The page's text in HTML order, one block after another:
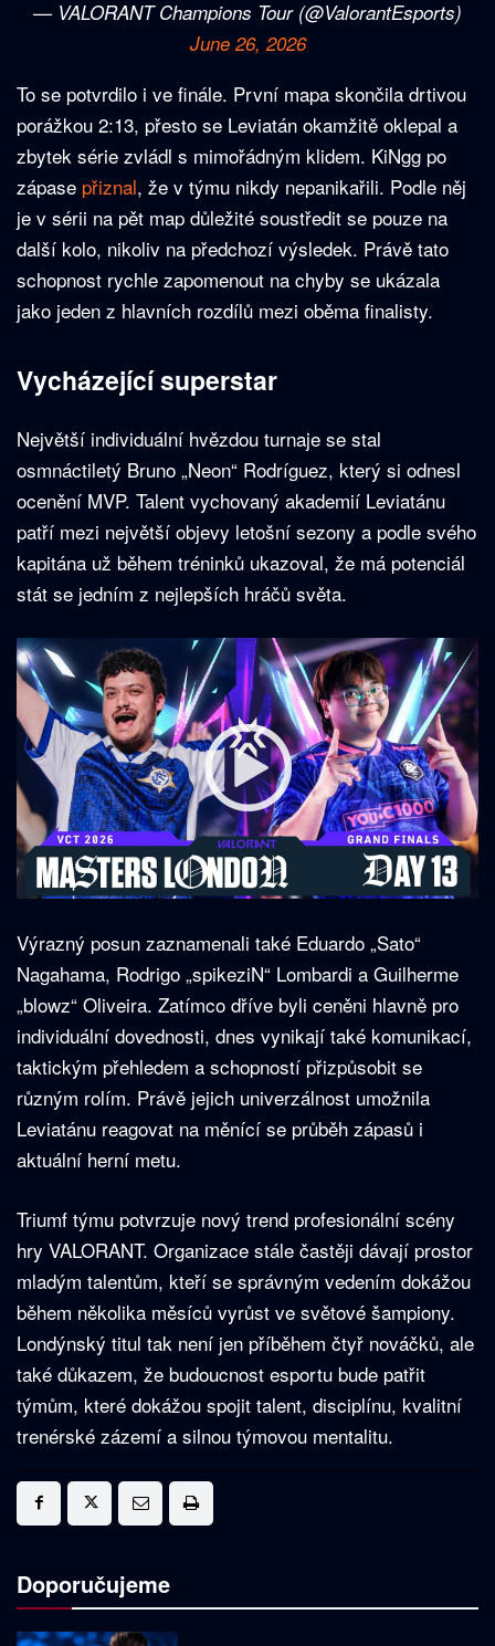
— VALORANT Champions Tour (@ValorantEsports)
June 26, 2026
To se potvrdilo i ve finále. První mapa skončila drtivou
porážkou 2:13, přesto se Leviatán okamžitě oklepal a
zbytek série zvládl s mimořádným klidem. KiNgg po
zápase přiznal, že v týmu nikdy nepanikařili. Podle něj
je v sérii na pět map důležité soustředit se pouze na
další kolo, nikoliv na předchozí výsledek. Právě tato
schopnost rychle zapomenout na chyby se ukázala
jako jeden z hlavních rozdílů mezi oběma finalisty.
Vycházející superstar
Největší individuální hvězdou turnaje se stal
osmnáctiletý Bruno „Neon“ Rodríguez, který si odnesl
ocenění MVP. Talent vychovaný akademií Leviatánu
patří mezi největší objevy letošní sezony a podle svého
kapitána už během tréninků ukazoval, že má potenciál
stát se jedním z nejlepších hráčů světa.
Výrazný posun zaznamenali také Eduardo „Sato“
Nagahama, Rodrigo „spikeziN“ Lombardi a Guilherme
„blowz“ Oliveira. Zatímco dříve byli ceněni hlavně pro
individuální dovednosti, dnes vynikají také komunikací,
taktickým přehledem a schopností přizpůsobit se
různým rolím. Právě jejich univerzálnost umožnila
Leviatánu reagovat na měnící se průběh zápasů i
aktuální herní metu.
Triumf týmu potvrzuje nový trend profesionální scény
hry VALORANT. Organizace stále častěji dávají prostor
mladým talentům, kteří se správným vedením dokážou
během několika měsíců vyrůst ve světové šampiony.
Londýnský titul tak není jen příběhem čtyř nováčků, ale
také důkazem, že budoucnost esportu bude patřit
týmům, které dokážou spojit talent, disciplínu, kvalitní
trenérské zázemí a silnou týmovou mentalitu.
Doporučujeme